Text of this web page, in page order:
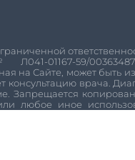
Л041-01167-59/00363487
на Сайте, может быть
консультацию врача.
Запрещается
любое иное